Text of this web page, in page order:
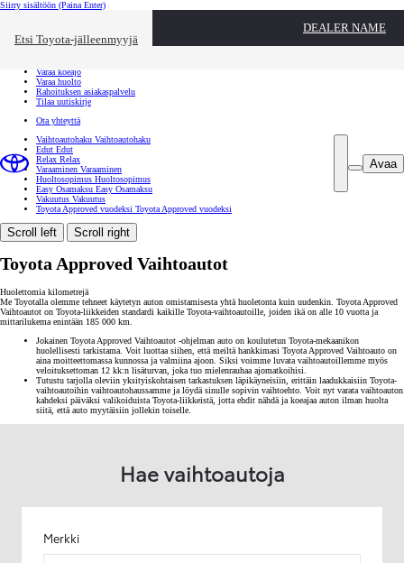
Siirry sisältöön (Paina Enter)
Etsi Toyota-jälleenmyyjä
DEALER NAME
Toyota palvelee Sulje
Varaa koeajo
Varaa huolto
Rahoituksen asiakaspalvelu
Tilaa uutiskirje
Ota yhteyttä
Avaa
Vaihtoautohaku Vaihtoautohaku
Edut Edut
Relax Relax
Varaaminen Varaaminen
Huoltosopimus Huoltosopimus
Easy Osamaksu Easy Osamaksu
Vakuutus Vakuutus
Toyota Approved vuodeksi Toyota Approved vuodeksi
Scroll left Scroll right
Toyota Approved Vaihtoautot
Huolettomia kilometrejä
Me Toyotalla olemme tehneet käytetyn auton omistamisesta yhtä huoletonta kuin uudenkin. Toyota Approved
Vaihtoautot on Toyota-liikkeiden standardi kaikille Toyota-vaihtoautoille, joiden ikä on alle 10 vuotta ja
mittarilukema enintään 185 000 km.
Jokainen Toyota Approved Vaihtoautot -ohjelman auto on koulutetun Toyota-mekaanikon
huolellisesti tarkistama. Voit luottaa siihen, että meiltä hankkimasi Toyota Approved Vaihtoauto on
aina moitteettomassa kunnossa ja valmiina ajoon. Siksi voimme luvata vaihtoautoillemme myös
veloituksettoman 12 kk:n lisäturvan, joka tuo mielenrauhaa ajomatkoihisi.
Tutustu tarjolla oleviin yksityiskohtaisen tarkastuksen läpikäyneisiin, erittäin laadukkaisiin Toyota-
vaihtoautoihin vaihtoautohaussamme ja löydä sinulle sopivin vaihtoehto. Voit nyt varata vaihtoauton
kahdeksi päiväksi valikoiduista Toyota-liikkeistä, jotta ehdit nähdä ja koeajaa auton ilman huolta
siitä, että auto myytäisiin jollekin toiselle.
Hae vaihtoautoja
Merkki